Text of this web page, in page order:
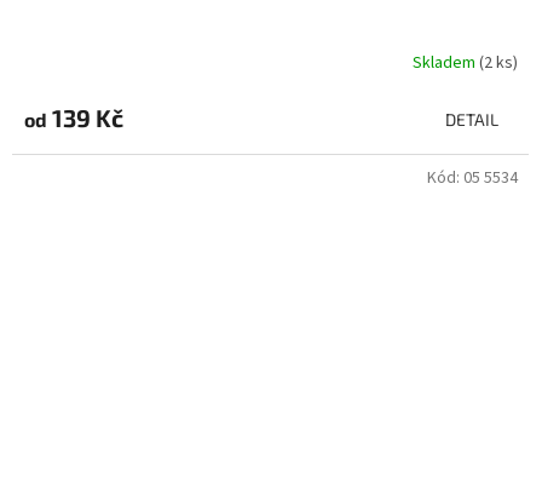
Skladem (2 ks)
od 139 Kč DETAIL
Kód: 05 5534